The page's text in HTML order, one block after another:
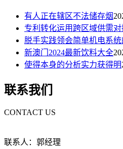
有人正在辖区不法储存烟
专利转化运用跨区域供需
脱手实践领会简单机电系
新澳门2024最新饮料大全
使得本身的分析实力获得明
联系我们
CONTACT US
联系人：郭经理